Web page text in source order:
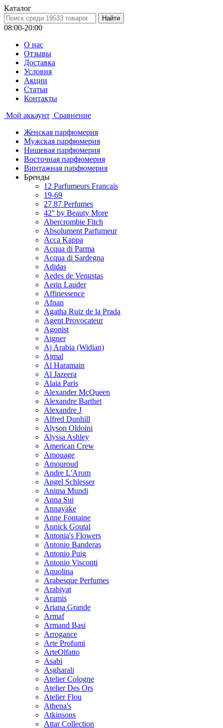
Каталог
08:00-20:00
О нас
Отзывы
Доставка
Условия
Aкции
Статьи
Контакты
Мой аккаунт Сравнение
Женская парфюмерия
Мужская парфюмерия
Нишевая парфюмерия
Восточная парфюмерия
Винтажная парфюмерия
Бренды
12 Parfumeurs Francais
19-69
27 87 Perfumes
42° by Beauty More
Abercrombie Fitch
Absolument Parfumeur
Acca Kappa
Acqua di Parma
Acqua di Sardegna
Adidas
Aedes de Venustas
Aerin Lauder
Affinessence
Afnan
Agatha Ruiz de la Prada
Agent Provocateur
Agonist
Aigner
Aj Arabia (Widian)
Ajmal
Al Haramain
Al Jazeera
Alaia Paris
Alexander McQueen
Alexandre Barthet
Alexandre J
Alfred Dunhill
Alyson Oldoini
Alyssa Ashley
American Crew
Amouage
Amouroud
Andre L'Arom
Angel Schlesser
Anima Mundi
Anna Sui
Annayake
Anne Fontaine
Annick Goutal
Antonia's Flowers
Antonio Banderas
Antonio Puig
Antonio Visconti
Aquolina
Arabesque Perfumes
Arabiyat
Aramis
Ariana Grande
Armaf
Armand Basi
Arrogance
Arte Profumi
ArteOlfatto
Asabi
Asgharali
Atelier Cologne
Atelier Des Ors
Atelier Flou
Athena's
Atkinsons
Attar Collection